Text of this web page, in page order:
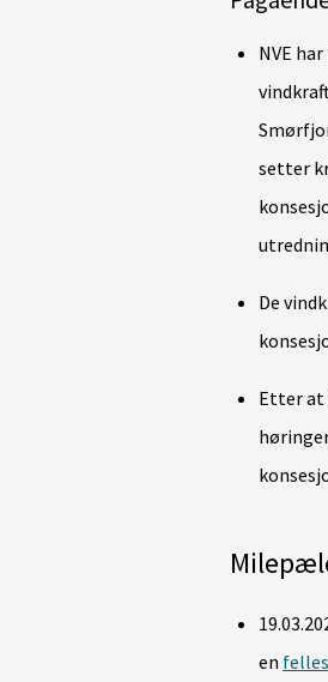
NVE
setter
De
Etter at
en